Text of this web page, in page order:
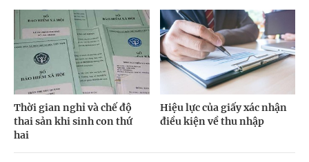
Thời gian nghỉ và chế độ
thai sản khi sinh con thứ
hai
Hiệu lực của giấy xác nhận
điều kiện về thu nhập